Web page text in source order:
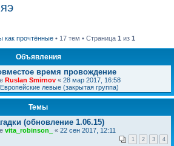
как прочтённые• 17 тем • Страница 1 из 1
Объявления
время провождение
Ruslan Smirnov « 28 мар 2017, 16:58
Европейские левые (закрытая группа)
Темы
(обновление 1.06.15)
vita_robinson_ « 22 сен 2017, 12:11
1 2 3 4